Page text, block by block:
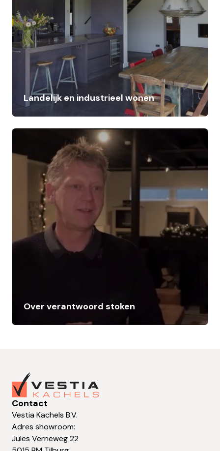
Landelijk en industrieel wonen
Over verantwoord stoken
Contact
Vestia Kachels B.V.
Adres showroom:
Jules Verneweg 22